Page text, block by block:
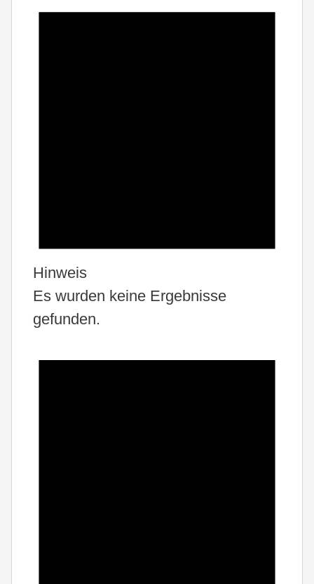
Hinweis
Es wurden keine Ergebnisse
gefunden.